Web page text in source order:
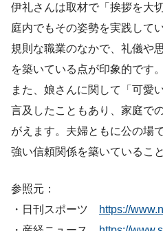
伊礼さんは取材で「挨拶を大
庭内でもその姿勢を実践して
規則な職業のなかで、礼儀や
を築いている点が印象的です。
また、娘さんに関して「可愛
言及したこともあり、家庭で
がえます。夫婦ともに公の場
強い信頼関係を築いているこ
参照元：
・日刊スポーツ
https://